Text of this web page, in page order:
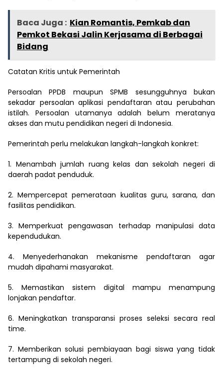
Baca Juga : Kian Romantis, Pemkab dan
Pemkot Bekasi Jalin Kerjasama di Berbagai
Bidang
Catatan Kritis untuk Pemerintah
Persoalan PPDB maupun SPMB sesungguhnya bukan
sekadar persoalan aplikasi pendaftaran atau perubahan
istilah. Persoalan utamanya adalah belum meratanya
akses dan mutu pendidikan negeri di Indonesia.
Pemerintah perlu melakukan langkah-langkah konkret:
1. Menambah jumlah ruang kelas dan sekolah negeri di
daerah padat penduduk.
2. Mempercepat pemerataan kualitas guru, sarana, dan
fasilitas pendidikan.
3. Memperkuat pengawasan terhadap manipulasi data
kependudukan.
4. Menyederhanakan mekanisme pendaftaran agar
mudah dipahami masyarakat.
5. Memastikan sistem digital mampu menampung
lonjakan pendaftar.
6. Meningkatkan transparansi proses seleksi secara real
time.
7. Memberikan solusi pembiayaan bagi siswa yang tidak
tertampung di sekolah negeri.